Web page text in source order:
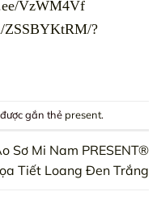
VzWM4Vf
ZSSBYKtRM/?
gắn thẻ present.
Sơ Mi Nam PRESENT®
Tiết Loang Đen Trắng